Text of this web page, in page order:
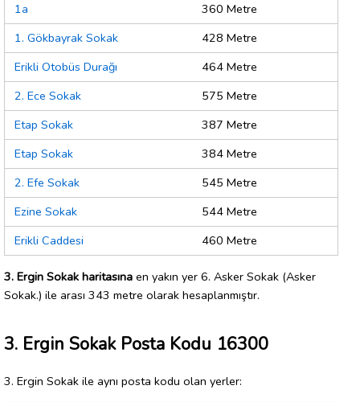
1a
360 Metre
1. Gökbayrak Sokak
428 Metre
Erikli Otobüs Durağı
464 Metre
2. Ece Sokak
575 Metre
Etap Sokak
387 Metre
Etap Sokak
384 Metre
2. Efe Sokak
545 Metre
Ezine Sokak
544 Metre
Erikli Caddesi
460 Metre
3. Ergin Sokak haritasına en yakın yer 6. Asker Sokak (Asker
Sokak.) ile arası 343 metre olarak hesaplanmıştır.
3. Ergin Sokak Posta Kodu 16300
3. Ergin Sokak ile aynı posta kodu olan yerler: